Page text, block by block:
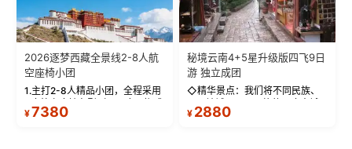
2026逐梦西藏全景线2-8人航
空座椅小团
1.主打2-8人精品小团，全程采用
9座航空座椅车型（360度环抱式
座舱），提供VIP级别的舒适出行
¥7380
秘境云南4+5星升级版四飞9日
游 独立成团
◇精华景点：我们将不同民族、
不同地域、不同风格的三座古城
—【大理古城、丽江古城、香格
¥ 2880